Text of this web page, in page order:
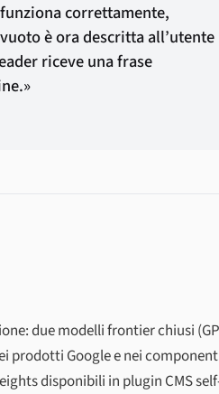
correttamente,
è ora descritta all’utente
riceve una frase
due modelli frontier chiusi
prodotti Google e nei
disponibili in plugin CMS